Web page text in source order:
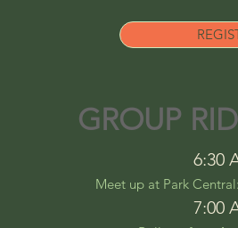
GROUP
6:30
Meet up at Park
7:00